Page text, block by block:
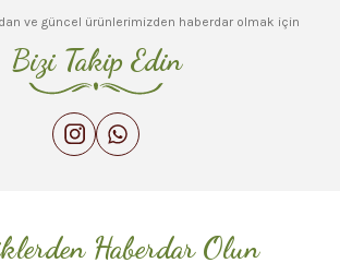
eksik bilgiler bulunuyor.
bulunuyor.
daha pahalı.
Gönder
ve güncel ürünlerimizden haberdar olmak için
Bizi Takip Edin
Haberdar Olun